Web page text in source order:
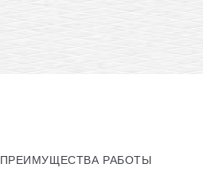
ПРЕИМУЩЕСТВА РАБОТЫ